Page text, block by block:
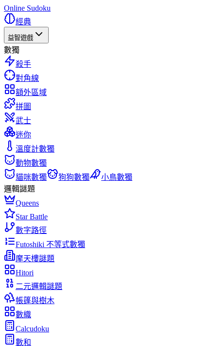
Online Sudoku
經典
益智遊戲
數獨
殺手
對角線
額外區域
拼圖
武士
迷你
溫度計數獨
動物數獨
貓咪數獨
狗狗數獨
小鳥數獨
邏輯謎題
Queens
Star Battle
數字路徑
Futoshiki 不等式數獨
摩天樓謎題
Hitori
二元邏輯謎題
帳篷與樹木
數織
Calcudoku
數和